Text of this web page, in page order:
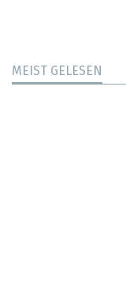
MEIST GELESEN